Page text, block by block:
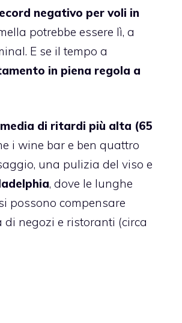
negativo per voli in
potrebbe essere lì, a
E se il tempo a
in piena regola a
di ritardi più alta (65
i wine bar e ben quattro
una pulizia del viso e
, dove le lunghe
possono compensare
di negozi e ristoranti (circa